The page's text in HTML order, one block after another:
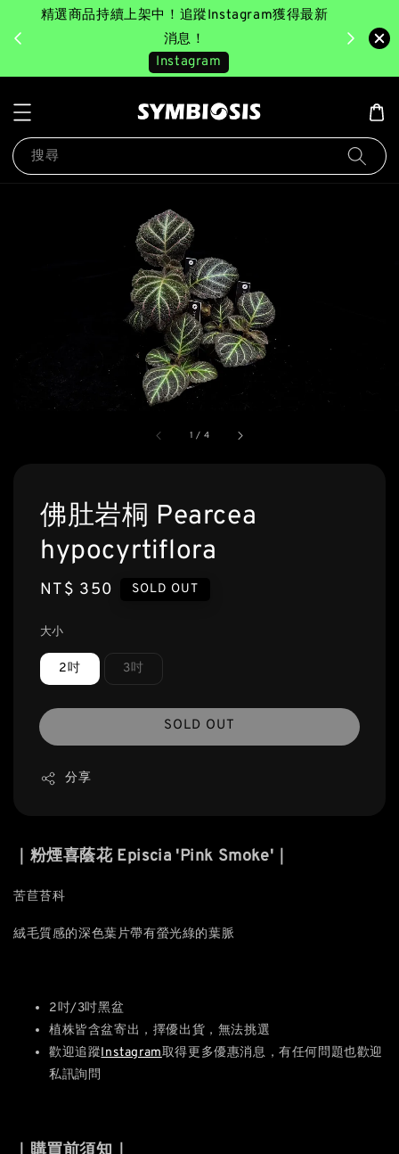
精選商品持續上架中！追蹤Instagram獲得最新
消息！
Instagram
搜尋
1 / 4
佛肚岩桐 Pearcea
hypocyrtiflora
Regular
NT$ 350 SOLD OUT
大小
2吋 3吋
SOLD OUT
分享
｜粉煙喜蔭花 Episcia 'Pink Smoke'｜
苦苣苔科
絨毛質感的深色葉片帶有螢光綠的葉脈
2吋/3吋黑盆
植株皆含盆寄出，擇優出貨，無法挑選
歡迎追蹤Instagram取得更多優惠消息，有任何問題也歡迎
私訊詢問